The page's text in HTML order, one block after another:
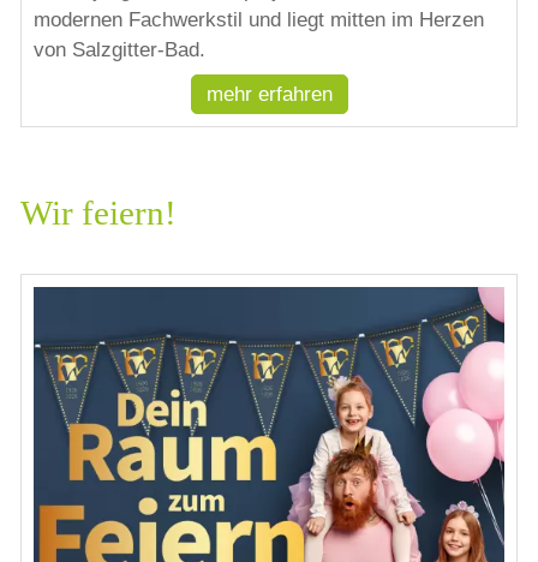
modernen Fachwerkstil und liegt mitten im Herzen
von Salzgitter-Bad.
mehr erfahren
Wir feiern!